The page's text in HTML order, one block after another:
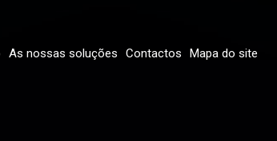
As nossas soluções Contactos Mapa do site